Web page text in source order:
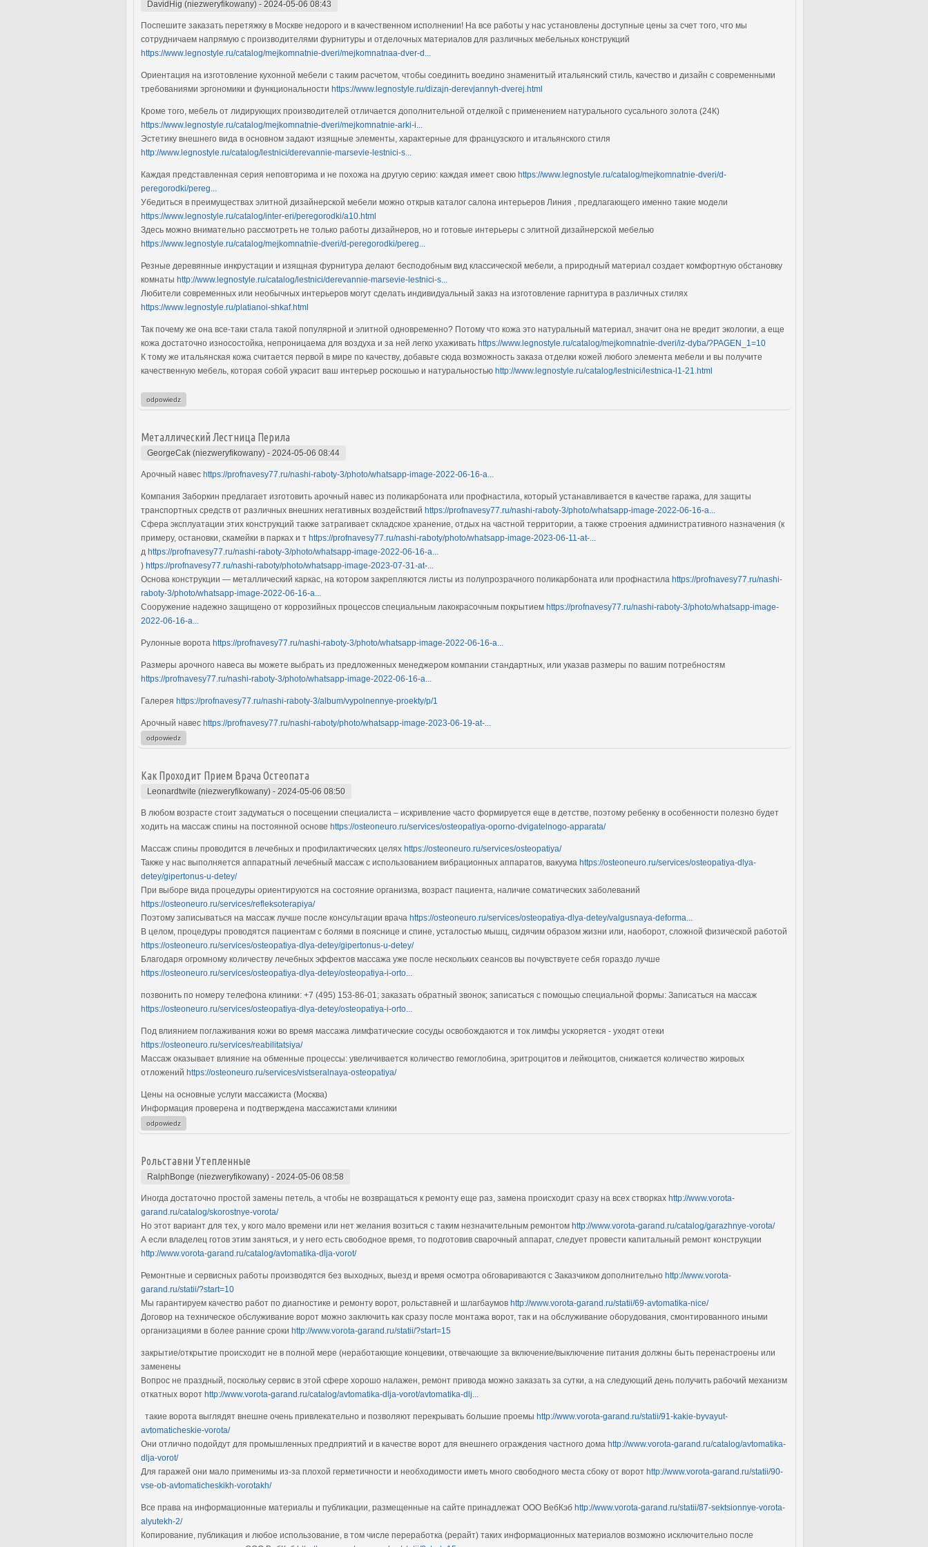
DavidHig (niezweryfikowany) - 2024-05-06 08:43
Поспешите заказать перетяжку в Москве недорого и в качественном исполнении! На все работы у нас установлены доступные цены за счет того, что мы
сотрудничаем напрямую с производителями фурнитуры и отделочных материалов для различных мебельных конструкций
https://www.legnostyle.ru/catalog/mejkomnatnie-dveri/mejkomnatnaa-dver-d...
Ориентация на изготовление кухонной мебели с таким расчетом, чтобы соединить воедино знаменитый итальянский стиль, качество и дизайн с современными
требованиями эргономики и функциональности https://www.legnostyle.ru/dizajn-derevjannyh-dverej.html
Кроме того, мебель от лидирующих производителей отличается дополнительной отделкой с применением натурального сусального золота (24К)
https://www.legnostyle.ru/catalog/mejkomnatnie-dveri/mejkomnatnie-arki-i...
Эстетику внешнего вида в основном задают изящные элементы, характерные для французского и итальянского стиля
http://www.legnostyle.ru/catalog/lestnici/derevannie-marsevie-lestnici-s...
Каждая представленная серия неповторима и не похожа на другую серию: каждая имеет свою https://www.legnostyle.ru/catalog/mejkomnatnie-dveri/d-
peregorodki/pereg...
Убедиться в преимуществах элитной дизайнерской мебели можно открыв каталог салона интерьеров Линия , предлагающего именно такие модели
https://www.legnostyle.ru/catalog/inter-eri/peregorodki/a10.html
Здесь можно внимательно рассмотреть не только работы дизайнеров, но и готовые интерьеры с элитной дизайнерской мебелью
https://www.legnostyle.ru/catalog/mejkomnatnie-dveri/d-peregorodki/pereg...
Резные деревянные инкрустации и изящная фурнитура делают бесподобным вид классической мебели, а природный материал создает комфортную обстановку
комнаты http://www.legnostyle.ru/catalog/lestnici/derevannie-marsevie-lestnici-s...
Любители современных или необычных интерьеров могут сделать индивидуальный заказ на изготовление гарнитура в различных стилях
https://www.legnostyle.ru/platianoi-shkaf.html
Так почему же она все-таки стала такой популярной и элитной одновременно? Потому что кожа это натуральный материал, значит она не вредит экологии, а еще
кожа достаточно износостойка, непроницаема для воздуха и за ней легко ухаживать https://www.legnostyle.ru/catalog/mejkomnatnie-dveri/iz-dyba/?PAGEN_1=10
К тому же итальянская кожа считается первой в мире по качеству, добавьте сюда возможность заказа отделки кожей любого элемента мебели и вы получите
качественную мебель, которая собой украсит ваш интерьер роскошью и натуральностью http://www.legnostyle.ru/catalog/lestnici/lestnica-l1-21.html
odpowiedz
Металлический Лестница Перила
GeorgeCak (niezweryfikowany) - 2024-05-06 08:44
Арочный навес https://profnavesy77.ru/nashi-raboty-3/photo/whatsapp-image-2022-06-16-a...
Компания Заборкин предлагает изготовить арочный навес из поликарбоната или профнастила, который устанавливается в качестве гаража, для защиты
транспортных средств от различных внешних негативных воздействий https://profnavesy77.ru/nashi-raboty-3/photo/whatsapp-image-2022-06-16-a...
Сфера эксплуатации этих конструкций также затрагивает складское хранение, отдых на частной территории, а также строения административного назначения (к
примеру, остановки, скамейки в парках и т https://profnavesy77.ru/nashi-raboty/photo/whatsapp-image-2023-06-11-at-...
д https://profnavesy77.ru/nashi-raboty-3/photo/whatsapp-image-2022-06-16-a...
) https://profnavesy77.ru/nashi-raboty/photo/whatsapp-image-2023-07-31-at-...
Основа конструкции — металлический каркас, на котором закрепляются листы из полупрозрачного поликарбоната или профнастила https://profnavesy77.ru/nashi-
raboty-3/photo/whatsapp-image-2022-06-16-a...
Сооружение надежно защищено от коррозийных процессов специальным лакокрасочным покрытием https://profnavesy77.ru/nashi-raboty-3/photo/whatsapp-image-
2022-06-16-a...
Рулонные ворота https://profnavesy77.ru/nashi-raboty-3/photo/whatsapp-image-2022-06-16-a...
Размеры арочного навеса вы можете выбрать из предложенных менеджером компании стандартных, или указав размеры по вашим потребностям
https://profnavesy77.ru/nashi-raboty-3/photo/whatsapp-image-2022-06-16-a...
Галерея https://profnavesy77.ru/nashi-raboty-3/album/vypolnennye-proekty/p/1
Арочный навес https://profnavesy77.ru/nashi-raboty/photo/whatsapp-image-2023-06-19-at-...
odpowiedz
Как Проходит Прием Врача Остеопата
Leonardtwite (niezweryfikowany) - 2024-05-06 08:50
В любом возрасте стоит задуматься о посещении специалиста – искривление часто формируется еще в детстве, поэтому ребенку в особенности полезно будет
ходить на массаж спины на постоянной основе https://osteoneuro.ru/services/osteopatiya-oporno-dvigatelnogo-apparata/
Массаж спины проводится в лечебных и профилактических целях https://osteoneuro.ru/services/osteopatiya/
Также у нас выполняется аппаратный лечебный массаж с использованием вибрационных аппаратов, вакуума https://osteoneuro.ru/services/osteopatiya-dlya-
detey/gipertonus-u-detey/
При выборе вида процедуры ориентируются на состояние организма, возраст пациента, наличие соматических заболеваний
https://osteoneuro.ru/services/refleksoterapiya/
Поэтому записываться на массаж лучше после консультации врача https://osteoneuro.ru/services/osteopatiya-dlya-detey/valgusnaya-deforma...
В целом, процедуры проводятся пациентам с болями в пояснице и спине, усталостью мышц, сидячим образом жизни или, наоборот, сложной физической работой
https://osteoneuro.ru/services/osteopatiya-dlya-detey/gipertonus-u-detey/
Благодаря огромному количеству лечебных эффектов массажа уже после нескольких сеансов вы почувствуете себя гораздо лучше
https://osteoneuro.ru/services/osteopatiya-dlya-detey/osteopatiya-i-orto...
позвонить по номеру телефона клиники: +7 (495) 153-86-01; заказать обратный звонок; записаться с помощью специальной формы: Записаться на массаж
https://osteoneuro.ru/services/osteopatiya-dlya-detey/osteopatiya-i-orto...
Под влиянием поглаживания кожи во время массажа лимфатические сосуды освобождаются и ток лимфы ускоряется - уходят отеки
https://osteoneuro.ru/services/reabilitatsiya/
Массаж оказывает влияние на обменные процессы: увеличивается количество гемоглобина, эритроцитов и лейкоцитов, снижается количество жировых
отложений https://osteoneuro.ru/services/vistseralnaya-osteopatiya/
Цены на основные услуги массажиста (Москва)
Информация проверена и подтверждена массажистами клиники
odpowiedz
Рольставни Утепленные
RalphBonge (niezweryfikowany) - 2024-05-06 08:58
Иногда достаточно простой замены петель, а чтобы не возвращаться к ремонту еще раз, замена происходит сразу на всех створках http://www.vorota-
garand.ru/catalog/skorostnye-vorota/
Но этот вариант для тех, у кого мало времени или нет желания возиться с таким незначительным ремонтом http://www.vorota-garand.ru/catalog/garazhnye-vorota/
А если владелец готов этим заняться, и у него есть свободное время, то подготовив сварочный аппарат, следует провести капитальный ремонт конструкции
http://www.vorota-garand.ru/catalog/avtomatika-dlja-vorot/
Ремонтные и сервисных работы производятся без выходных, выезд и время осмотра обговариваются с Заказчиком дополнительно http://www.vorota-
garand.ru/statii/?start=10
Мы гарантируем качество работ по диагностике и ремонту ворот, рольставней и шлагбаумов http://www.vorota-garand.ru/statii/69-avtomatika-nice/
Договор на техническое обслуживание ворот можно заключить как сразу после монтажа ворот, так и на обслуживание оборудования, смонтированного иными
организациями в более ранние сроки http://www.vorota-garand.ru/statii/?start=15
закрытие/открытие происходит не в полной мере (неработающие концевики, отвечающие за включение/выключение питания должны быть перенастроены или
заменены
Вопрос не праздный, поскольку сервис в этой сфере хорошо налажен, ремонт привода можно заказать за сутки, а на следующий день получить рабочий механизм
откатных ворот http://www.vorota-garand.ru/catalog/avtomatika-dlja-vorot/avtomatika-dlj...
такие ворота выглядят внешне очень привлекательно и позволяют перекрывать большие проемы http://www.vorota-garand.ru/statii/91-kakie-byvayut-
avtomaticheskie-vorota/
Они отлично подойдут для промышленных предприятий и в качестве ворот для внешнего ограждения частного дома http://www.vorota-garand.ru/catalog/avtomatika-
dlja-vorot/
Для гаражей они мало применимы из-за плохой герметичности и необходимости иметь много свободного места сбоку от ворот http://www.vorota-garand.ru/statii/90-
vse-ob-avtomaticheskikh-vorotakh/
Все права на информационные материалы и публикации, размещенные на сайте принадлежат ООО ВебКэб http://www.vorota-garand.ru/statii/87-sektsionnye-vorota-
alyutekh-2/
Копирование, публикация и любое использование, в том числе переработка (рерайт) таких информационных материалов возможно исключительно после